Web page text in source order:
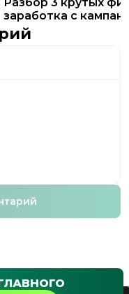
заработка с
промокод и призы